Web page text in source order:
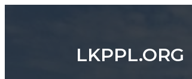
LKPPL.ORG